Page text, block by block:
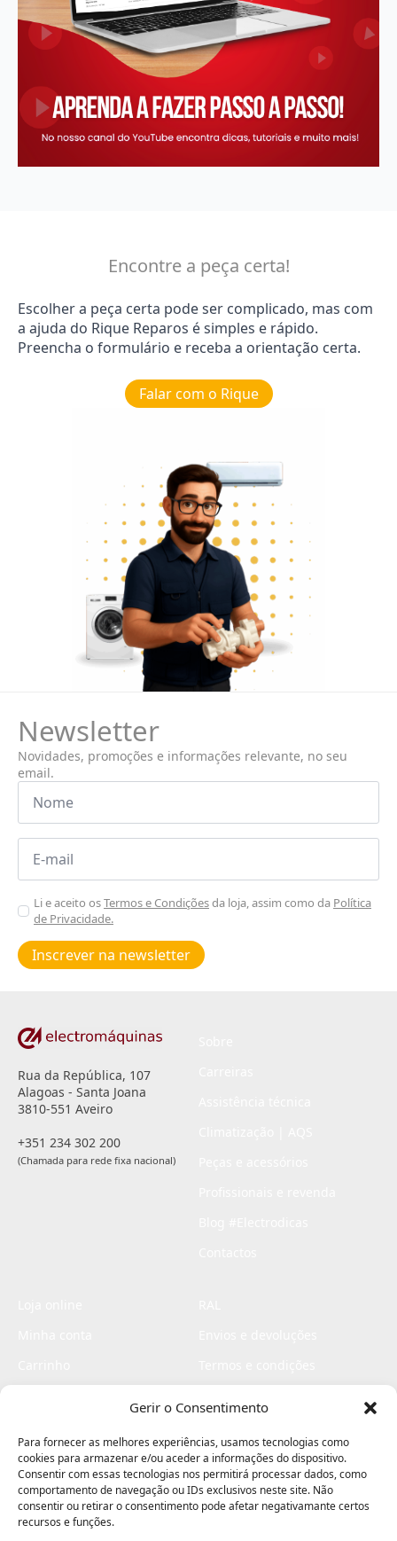
Gerir o Consentimento
Para fornecer as melhores experiências, usamos tecnologias como
cookies para armazenar e/ou aceder a informações do dispositivo.
Consentir com essas tecnologias nos permitirá processar dados, como
comportamento de navegação ou IDs exclusivos neste site. Não
consentir ou retirar o consentimento pode afetar negativamante certos
recursos e funções.
Encontre a peça certa!
Escolher a peça certa pode ser complicado, mas com
a ajuda do Rique Reparos é simples e rápido.
Preencha o formulário e receba a orientação certa.
Falar com o Rique
Newsletter
Novidades, promoções e informações relevante, no seu
email.
Nome
Email
Aceitar
Poiticas
de
privacidade
Li e aceito osTermos e Condiçõesda loja, assim como da Política
de Privacidade.
Inscrever na newsletter
Rua da República, 107
Alagoas - Santa Joana
3810-551 Aveiro
+351 234 302 200
(Chamada para rede fixa nacional)
Livro de elogios